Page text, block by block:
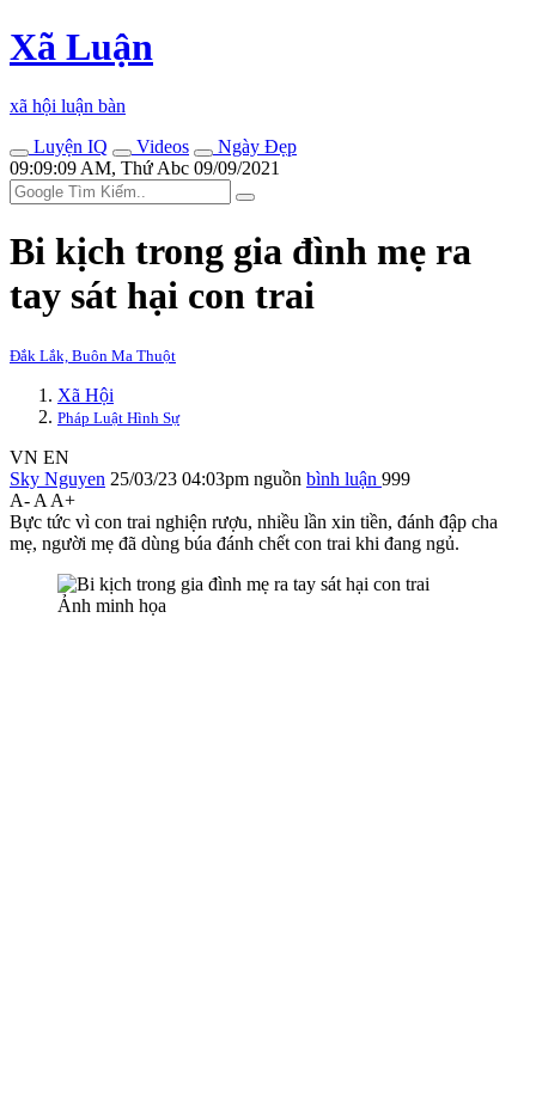
Xã Luận
xã hội luận bàn
Luyện IQ
Videos
Ngày Đẹp
09:09:09 AM, Thứ Abc 09/09/2021
Bi kịch trong gia đình mẹ ra
tay sát hại con trai
Đắk Lắk, Buôn Ma Thuột
Xã Hội
Pháp Luật Hình Sự
VN EN
Sky Nguyen 25/03/23 04:03pm nguồn bình luận 999
A- A A+
Bực tức vì con trai nghiện rượu, nhiều lần xin tiền, đánh đập cha
mẹ, người mẹ đã dùng búa đánh chết con trai khi đang ngủ.
Ảnh minh họa